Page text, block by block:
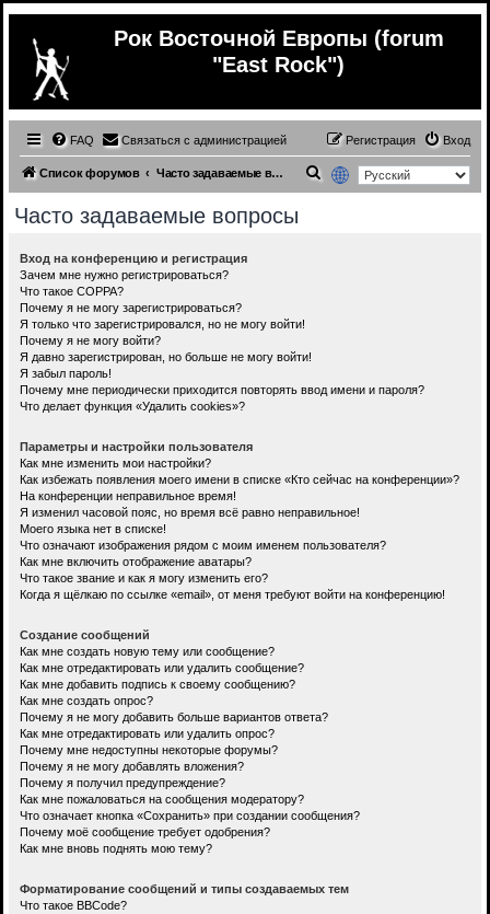
Рок Восточной Европы (forum
"East Rock")
FAQ Связаться с администрацией Вход
Регистрация
Список форумов Часто задаваемые вопросы
Часто задаваемые вопросы
Вход на конференцию и регистрация
Зачем мне нужно регистрироваться?
Что такое COPPA?
Почему я не могу зарегистрироваться?
Я только что зарегистрировался, но не могу войти!
Почему я не могу войти?
Я давно зарегистрирован, но больше не могу войти!
Я забыл пароль!
Почему мне периодически приходится повторять ввод имени и пароля?
Что делает функция «Удалить cookies»?
Параметры и настройки пользователя
Как мне изменить мои настройки?
Как избежать появления моего имени в списке «Кто сейчас на конференции»?
На конференции неправильное время!
Я изменил часовой пояс, но время всё равно неправильное!
Моего языка нет в списке!
Что означают изображения рядом с моим именем пользователя?
Как мне включить отображение аватары?
Что такое звание и как я могу изменить его?
Когда я щёлкаю по ссылке «email», от меня требуют войти на конференцию!
Создание сообщений
Как мне создать новую тему или сообщение?
Как мне отредактировать или удалить сообщение?
Как мне добавить подпись к своему сообщению?
Как мне создать опрос?
Почему я не могу добавить больше вариантов ответа?
Как мне отредактировать или удалить опрос?
Почему мне недоступны некоторые форумы?
Почему я не могу добавлять вложения?
Почему я получил предупреждение?
Как мне пожаловаться на сообщения модератору?
Что означает кнопка «Сохранить» при создании сообщения?
Почему моё сообщение требует одобрения?
Как мне вновь поднять мою тему?
Форматирование сообщений и типы создаваемых тем
Что такое BBCode?